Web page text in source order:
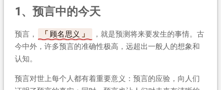
1、预言中的今天
预言， 顾名思义
，就是预测将来要发生的事情。古
今中外，许多预言的准确性极高，远超出一般人的想象和
认知。
预言对世上每个人都有着重要意义：预言的应验，向人们